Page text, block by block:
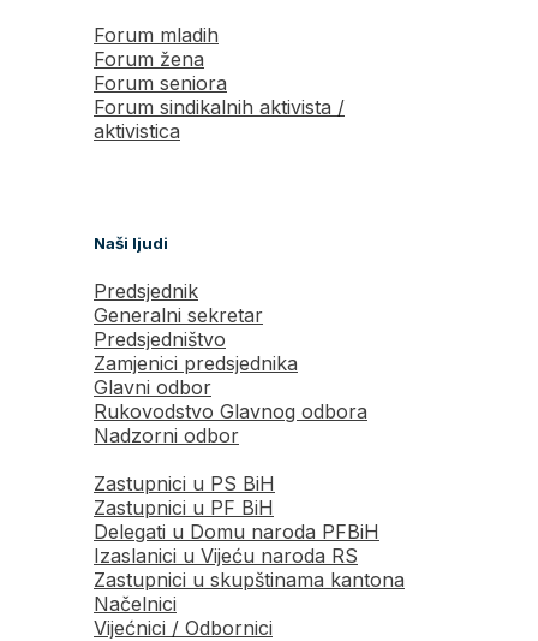
Forum mladih
Forum žena
Forum seniora
Forum sindikalnih aktivista /
aktivistica
Naši ljudi
Predsjednik
Generalni sekretar
Predsjedništvo
Zamjenici predsjednika
Glavni odbor
Rukovodstvo Glavnog odbora
Nadzorni odbor
Zastupnici u PS BiH
Zastupnici u PF BiH
Delegati u Domu naroda PFBiH
Izaslanici u Vijeću naroda RS
Zastupnici u skupštinama kantona
Načelnici
Vijećnici / Odbornici